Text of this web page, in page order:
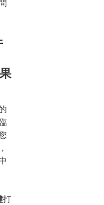
打